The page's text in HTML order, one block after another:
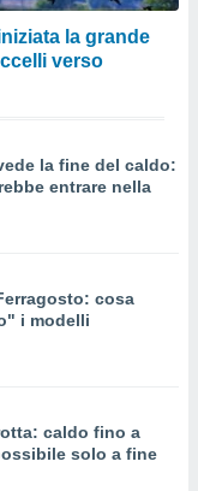
la grande
verso
la fine del caldo:
entrare nella
cosa
i modelli
caldo fino a
solo a fine